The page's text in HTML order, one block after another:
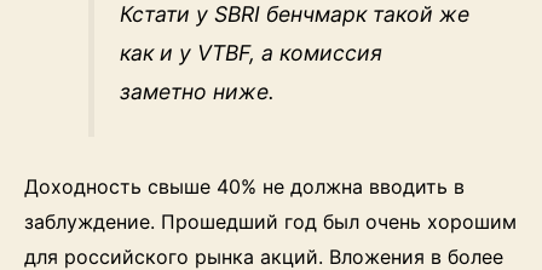
Кстати у SBRI бенчмарк такой же
как и у VTBF, а комиссия
заметно ниже.
Доходность свыше 40% не должна вводить в
заблуждение. Прошедший год был очень хорошим
для российского рынка акций. Вложения в более